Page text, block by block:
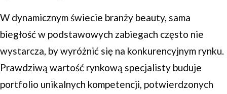
W dynamicznym świecie branży beauty, sama
biegłość w podstawowych zabiegach często nie
wystarcza, by wyróżnić się na konkurencyjnym rynku.
Prawdziwą wartość rynkową specjalisty buduje
portfolio unikalnych kompetencji, potwierdzonych